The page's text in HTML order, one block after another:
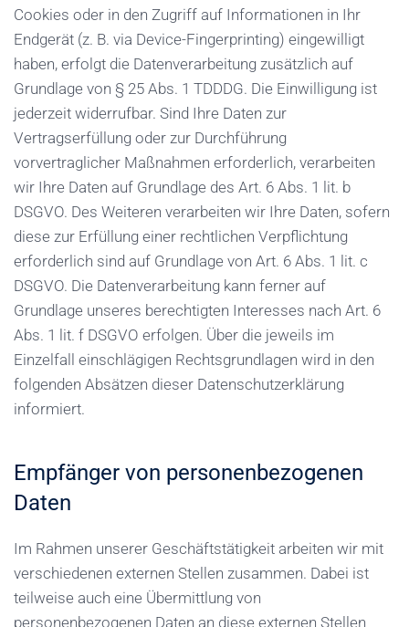
Cookies oder in den Zugriff auf Informationen in Ihr
Endgerät (z. B. via Device-Fingerprinting) eingewilligt
haben, erfolgt die Datenverarbeitung zusätzlich auf
Grundlage von § 25 Abs. 1 TDDDG. Die Einwilligung ist
jederzeit widerrufbar. Sind Ihre Daten zur
Vertragserfüllung oder zur Durchführung
vorvertraglicher Maßnahmen erforderlich, verarbeiten
wir Ihre Daten auf Grundlage des Art. 6 Abs. 1 lit. b
DSGVO. Des Weiteren verarbeiten wir Ihre Daten, sofern
diese zur Erfüllung einer rechtlichen Verpflichtung
erforderlich sind auf Grundlage von Art. 6 Abs. 1 lit. c
DSGVO. Die Datenverarbeitung kann ferner auf
Grundlage unseres berechtigten Interesses nach Art. 6
Abs. 1 lit. f DSGVO erfolgen. Über die jeweils im
Einzelfall einschlägigen Rechtsgrundlagen wird in den
folgenden Absätzen dieser Datenschutzerklärung
informiert.
Empfänger von personenbezogenen
Daten
Im Rahmen unserer Geschäftstätigkeit arbeiten wir mit
verschiedenen externen Stellen zusammen. Dabei ist
teilweise auch eine Übermittlung von
personenbezogenen Daten an diese externen Stellen